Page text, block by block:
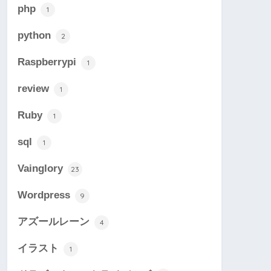
php 1
python 2
Raspberrypi 1
review 1
Ruby 1
sql 1
Vainglory 23
Wordpress 9
アズールレーン 4
イラスト 1